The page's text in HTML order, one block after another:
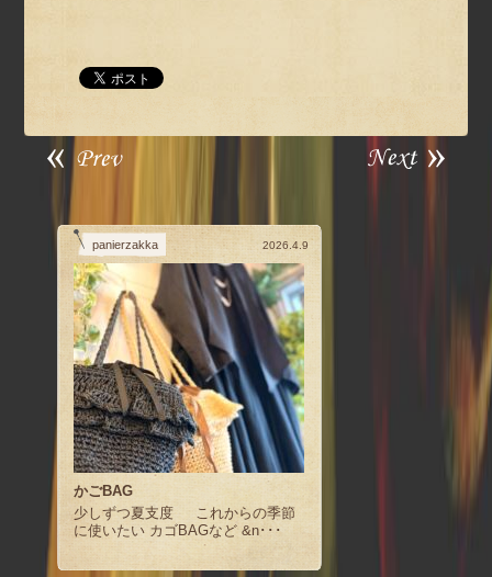
panierzakka 2026.4.9
かごBAG
少しずつ夏支度 これからの季節
に使いたい カゴBAGなど &n･･･